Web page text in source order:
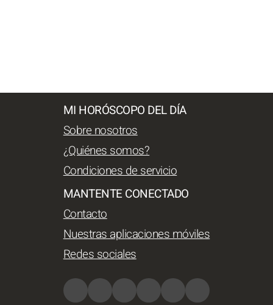
MI HORÓSCOPO DEL DÍA
Sobre nosotros
¿Quiénes somos?
Condiciones de servicio
MANTENTE CONECTADO
Contacto
Nuestras aplicaciones móviles
Redes sociales